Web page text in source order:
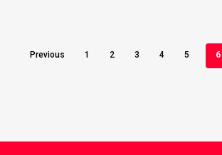
Previous 1 2 3 4 5 6